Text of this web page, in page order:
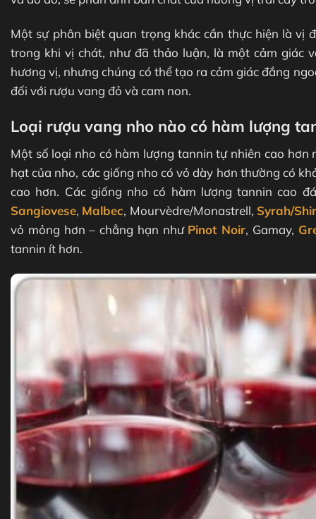
Một sự phân biệt quan trọng khác cần thực hiện là vị
trong khi vị chát, như đã thảo luận, là một cảm giác
hương vị, nhưng chúng có thể tạo ra cảm giác đắng
đối với rượu vang đỏ và cam non.
Loại rượu vang nho nào có hàm lượng
Một số loại nho có hàm lượng tannin tự nhiên cao
hạt của nho, các giống nho có vỏ dày hơn thường có
cao hơn. Các giống nho có hàm lượng tannin cao
Sangiovese, Malbec, Mourvèdre/Monastrell, Syrah/
vỏ mỏng hơn – chẳng hạn như Pinot Noir, Gamay,
tannin ít hơn.